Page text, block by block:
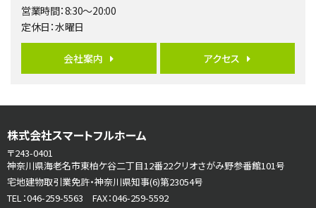
第6位
4ＳＬＤＫ
海老名駅
さがみ野駅
歩17分
ご家族が集まるLDKは１７．５帖とゆとりある広さ…
営業時間：8:30～20:00
定休日：水曜日
会社案内 アクセス
株式会社スマートフルホーム
〒243-0401
神奈川県海老名市東柏ケ谷二丁目12番22クリオさがみ野参番館101号
宅地建物取引業免許・神奈川県知事(6)第23054号
TEL：046-259-5563 FAX：046-259-5592